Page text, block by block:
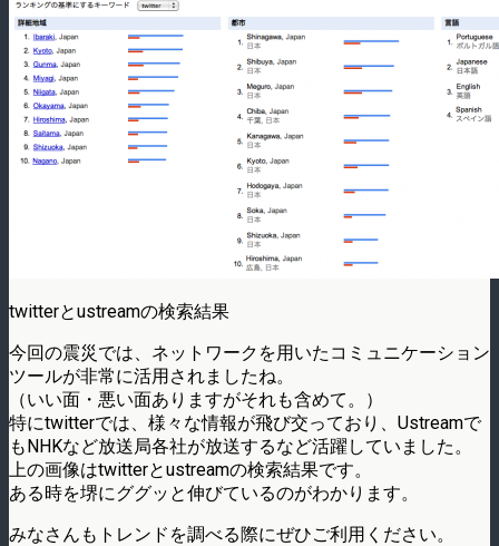
twitterとustreamの検索結果
今回の震災では、ネットワークを用いたコミュニケーション
ツールが非常に活用されましたね。
（いい面・悪い面ありますがそれも含めて。）
特にtwitterでは、様々な情報が飛び交っており、Ustreamで
もNHKなど放送局各社が放送するなど活躍していました。
上の画像はtwitterとustreamの検索結果です。
ある時を堺にググッと伸びているのがわかります。
みなさんもトレンドを調べる際にぜひご利用ください。